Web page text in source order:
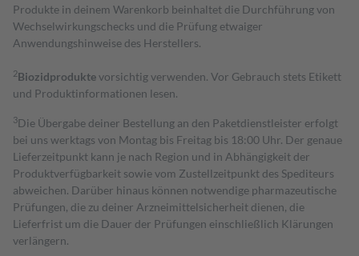
Produkte in deinem Warenkorb beinhaltet die Durchführung von
Wechselwirkungschecks und die Prüfung etwaiger
Anwendungshinweise des Herstellers.
2Biozidproduktevorsichtig verwenden. Vor Gebrauch stets Etikett
und Produktinformationen lesen.
3Die Übergabe deiner Bestellung an den Paketdienstleister erfolgt
bei uns werktags von Montag bis Freitag bis 18:00 Uhr. Der genaue
Lieferzeitpunkt kann je nach Region und in Abhängigkeit der
Produktverfügbarkeit sowie vom Zustellzeitpunkt des Spediteurs
abweichen. Darüber hinaus können notwendige pharmazeutische
Prüfungen, die zu deiner Arzneimittelsicherheit dienen, die
Lieferfrist um die Dauer der Prüfungen einschließlich Klärungen
verlängern.